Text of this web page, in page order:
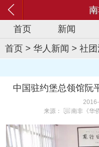
首页
新闻
首页 > 华人新闻 > 社
中国驻约堡总领馆阮
来源：
南非《华